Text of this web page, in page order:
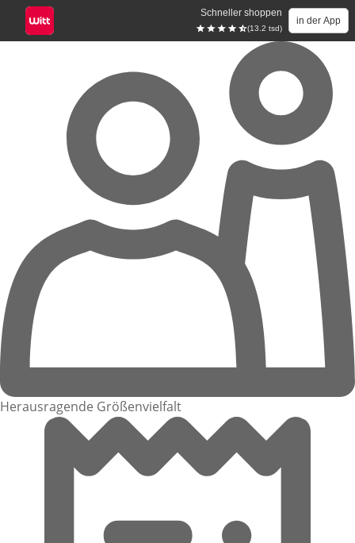
Schneller shoppen
(13.2 tsd)
in der App
Herausragende Größenvielfalt